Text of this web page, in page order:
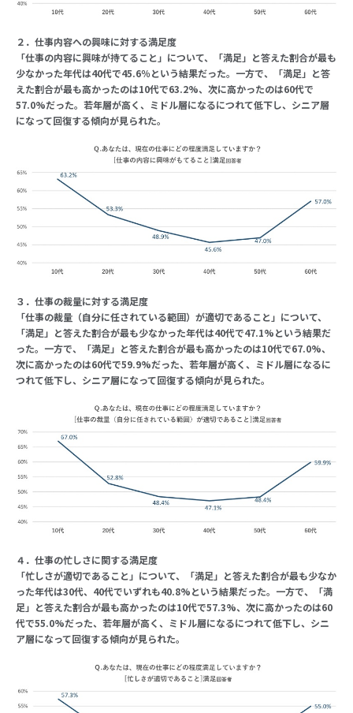
２．仕事内容への興味に対する満足度
「仕事の内容に興味が持てること」について、「満足」と答えた割合が最も
少なかった年代は40代で45.6％という結果だった。一方で、「満足」と答
えた割合が最も高かったのは10代で63.2%、次に高かったのは60代で
57.0%だった。若年層が高く、ミドル層になるにつれて低下し、シニア層
になって回復する傾向が見られた。
３．仕事の裁量に対する満足度
「仕事の裁量（自分に任されている範囲）が適切であること」について、
「満足」と答えた割合が最も少なかった年代は40代で47.1%という結果だ
った。一方で、「満足」と答えた割合が最も高かったのは10代で67.0%、
次に高かったのは60代で59.9%だった、若年層が高く、ミドル層になるに
つれて低下し、シニア層になって回復する傾向が見られた。
４．仕事の忙しさに関する満足度
「忙しさが適切であること」について、「満足」と答えた割合が最も少なか
った年代は30代、40代でいずれも40.8%という結果だった。一方で、「満
足」と答えた割合が最も高かったのは10代で57.3%、次に高かったのは60
代で55.0%だった、若年層が高く、ミドル層になるにつれて低下し、シニ
ア層になって回復する傾向が見られた。